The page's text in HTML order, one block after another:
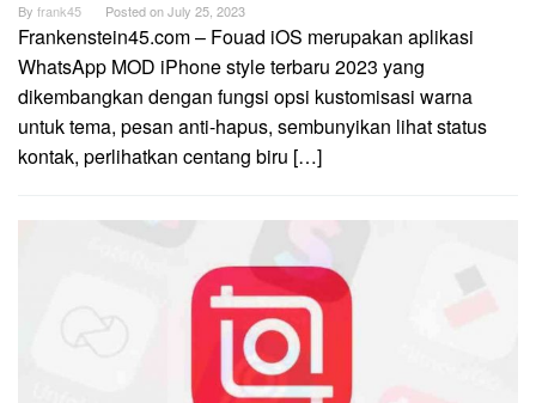
By frank45 Posted onJuly 25, 2023
Frankenstein45.com – Fouad iOS merupakan aplikasi
WhatsApp MOD iPhone style terbaru 2023 yang
dikembangkan dengan fungsi opsi kustomisasi warna
untuk tema, pesan anti-hapus, sembunyikan lihat status
kontak, perlihatkan centang biru […]